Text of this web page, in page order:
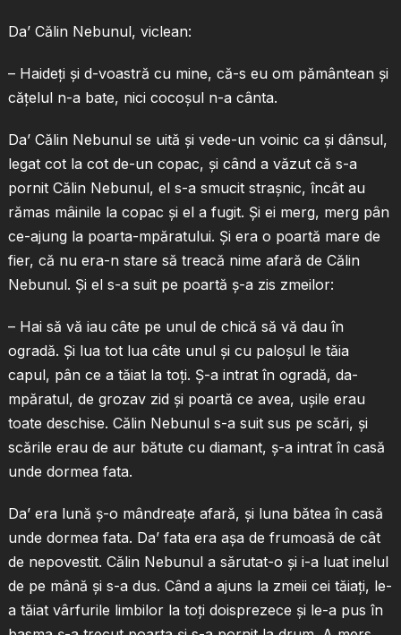
Da’ Călin Nebunul, viclean:
– Haideţi şi d-voastră cu mine, că-s eu om pământean şi
căţelul n-a bate, nici cocoşul n-a cânta.
Da’ Călin Nebunul se uită şi vede-un voinic ca şi dânsul,
legat cot la cot de-un copac, şi când a văzut că s-a
pornit Călin Nebunul, el s-a smucit straşnic, încât au
rămas mâinile la copac şi el a fugit. Şi ei merg, merg pân
ce-ajung la poarta-mpăratului. Şi era o poartă mare de
fier, că nu era-n stare să treacă nime afară de Călin
Nebunul. Şi el s-a suit pe poartă ş-a zis zmeilor:
– Hai să vă iau câte pe unul de chică să vă dau în
ogradă. Şi lua tot lua câte unul şi cu paloşul le tăia
capul, pân ce a tăiat la toţi. Ş-a intrat în ogradă, da-
mpăratul, de grozav zid şi poartă ce avea, uşile erau
toate deschise. Călin Nebunul s-a suit sus pe scări, şi
scările erau de aur bătute cu diamant, ş-a intrat în casă
unde dormea fata.
Da’ era lună ş-o mândreaţe afară, şi luna bătea în casă
unde dormea fata. Da’ fata era aşa de frumoasă de cât
de nepovestit. Călin Nebunul a sărutat-o şi i-a luat inelul
de pe mână şi s-a dus. Când a ajuns la zmeii cei tăiaţi, le-
a tăiat vârfurile limbilor la toţi doisprezece şi le-a pus în